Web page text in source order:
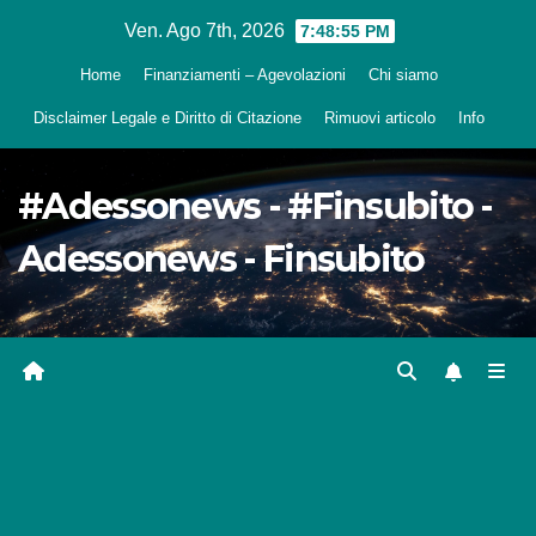
Ven. Ago 7th, 2026 7:48:56 PM
Home Finanziamenti – Agevolazioni Chi siamo
Disclaimer Legale e Diritto di Citazione Rimuovi articolo Info
#Adessonews - #Finsubito -
Adessonews - Finsubito